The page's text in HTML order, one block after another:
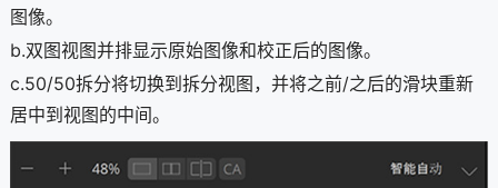
图像。
b.双图视图并排显示原始图像和校正后的图像。
c.50/50拆分将切换到拆分视图，并将之前/之后的滑块重新
居中到视图的中间。